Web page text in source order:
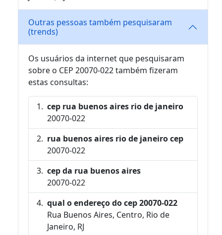
Outras pessoas também pesquisaram
(trends)
Os usuários da internet que pesquisaram
sobre o CEP 20070-022 também fizeram
estas consultas:
cep rua buenos aires rio de janeiro
20070-022
rua buenos aires rio de janeiro cep
20070-022
cep da rua buenos aires
20070-022
qual o endereço do cep 20070-022
Rua Buenos Aires, Centro, Rio de
Janeiro, RJ